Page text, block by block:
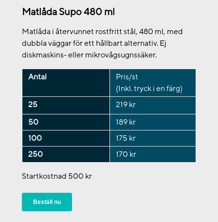
Matlåda Supo 480 ml
Matlåda i återvunnet rostfritt stål, 480 ml, med
dubbla väggar för ett hållbart alternativ. Ej
diskmaskins- eller mikrovågsugnssäker.
Antal
Pris/st
(Inkl. tryck i en färg)
25
219 kr
50
189 kr
100
175 kr
250
170 kr
Startkostnad 500 kr
Beställ nu